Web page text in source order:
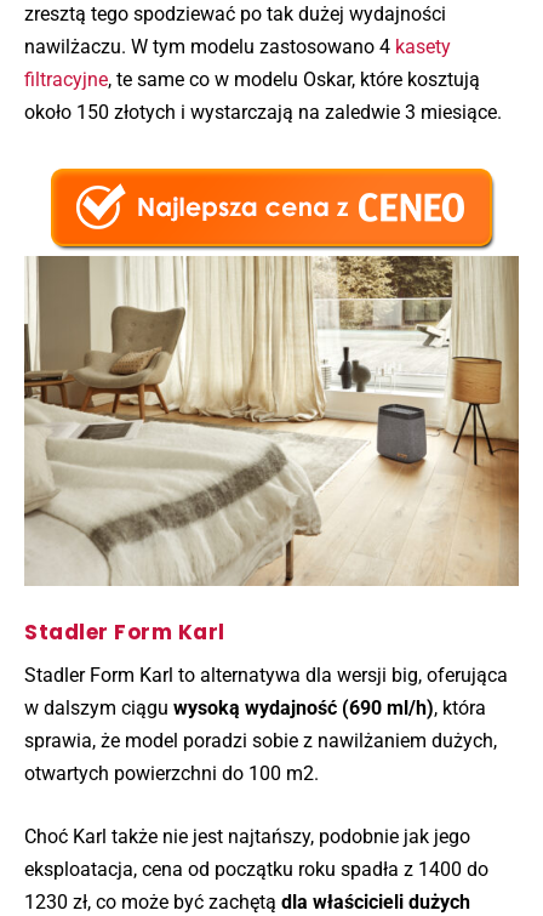
zresztą tego spodziewać po tak dużej wydajności
nawilżaczu. W tym modelu zastosowano 4 kasety
filtracyjne, te same co w modelu Oskar, które kosztują
około 150 złotych i wystarczają na zaledwie 3 miesiące.
Stadler Form Karl
Stadler Form Karl to alternatywa dla wersji big, oferująca
w dalszym ciągu wysoką wydajność (690 ml/h), która
sprawia, że model poradzi sobie z nawilżaniem dużych,
otwartych powierzchni do 100 m2.
Choć Karl także nie jest najtańszy, podobnie jak jego
eksploatacja, cena od początku roku spadła z 1400 do
1230 zł, co może być zachętą dla właścicieli dużych